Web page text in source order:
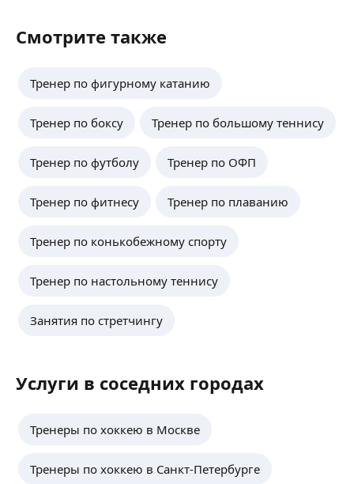
Смотрите также
Тренер по фигурному катанию
Тренер по боксу Тренер по большому теннису
Тренер по футболу Тренер по ОФП
Тренер по фитнесу Тренер по плаванию
Тренер по конькобежному спорту
Тренер по настольному теннису
Занятия по стретчингу
Услуги в соседних городах
Тренеры по хоккею в Москве
Тренеры по хоккею в Санкт-Петербурге